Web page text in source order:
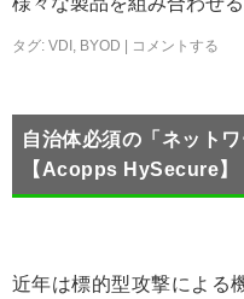
タグ: VDI , BYOD コメントする
自治体必須の「ネット
【Acopps HySecure】
近年は標的型攻撃による